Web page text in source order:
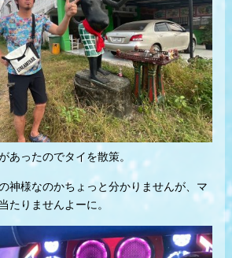
あったのでタイを散策。
神様なのかちょっと分かりませんが、マ
たりませんよーに。